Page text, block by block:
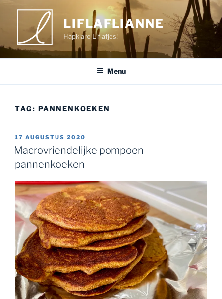
inhoud
LIFLAFLIANNE
Hapklare Liflafjes!
Menu
TAG: PANNENKOEKEN
GEPLAATST
OP
17 AUGUSTUS 2020
Macrovriendelijke pompoen
pannenkoeken